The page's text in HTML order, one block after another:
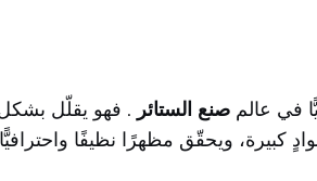
صنع الستائر . فهو يقلّل بشكل
كبيرة، ويحقّق مظهرًا نظيفًا